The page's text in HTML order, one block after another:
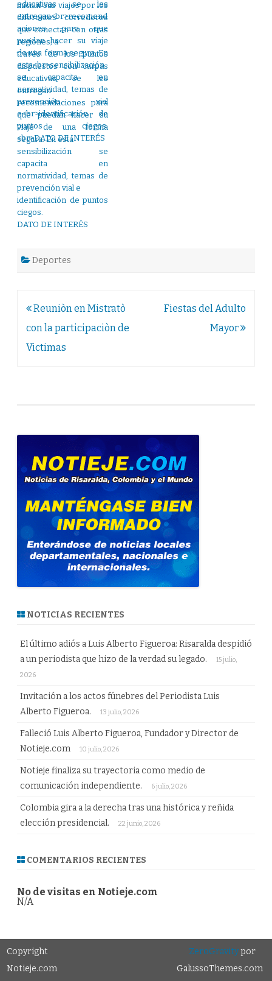
inician sus viajes por los
diferentes corredores
que conectan con otras
regiones; a
través de los puntos
dispuestos con carpas
educativas se les
entregan
recomendaciones para
que puedan hacer su
viaje de una forma
segura. En esta
sensibilización se
capacita en
normatividad, temas de
prevención vial e
identificación de puntos
ciegos.
DATO DE INTERÉS
Deportes
Navegación
de
entradas
Reuniòn en Mistratò
con la participaciòn de
Victimas
Fiestas del Adulto
Mayor
NOTICIAS RECIENTES
El último adiós a Luis Alberto Figueroa: Risaralda despidió
a un periodista que hizo de la verdad su legado.
15 julio,
2026
Invitación a los actos fúnebres del Periodista Luis
Alberto Figueroa.
13 julio, 2026
Falleció Luis Alberto Figueroa, Fundador y Director de
Notieje.com
10 julio, 2026
Notieje finaliza su trayectoria como medio de
comunicación independiente.
6 julio, 2026
Colombia gira a la derecha tras una histórica y reñida
elección presidencial.
22 junio, 2026
COMENTARIOS RECIENTES
No de visitas en Notieje.com
N/A
Copyright
Notieje.com
ZeroGravitypor
GalussoThemes.com